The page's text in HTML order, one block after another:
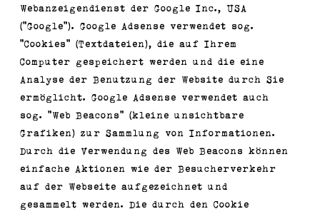
Webanzeigendienst der Google Inc., USA
(“Google“). Google Adsense verwendet sog.
“Cookies“ (Textdateien), die auf Ihrem
Computer gespeichert werden und die eine
Analyse der Benutzung der Website durch Sie
ermöglicht. Google Adsense verwendet auch
sog. “Web Beacons“ (kleine unsichtbare
Grafiken) zur Sammlung von Informationen.
Durch die Verwendung des Web Beacons können
einfache Aktionen wie der Besucherverkehr
auf der Webseite aufgezeichnet und
gesammelt werden. Die durch den Cookie